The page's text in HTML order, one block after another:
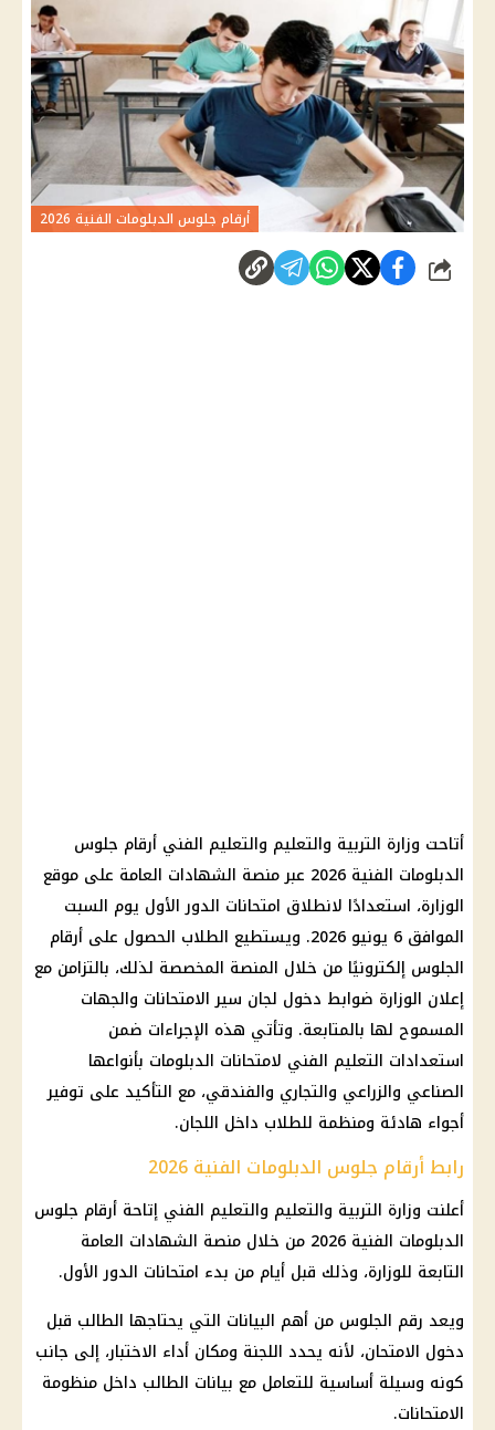
أرقام جلوس الدبلومات الفنية 2026
شارك
أتاحت وزارة التربية والتعليم والتعليم الفني أرقام جلوس
الدبلومات الفنية 2026 عبر منصة الشهادات العامة على موقع
الوزارة، استعدادًا لانطلاق امتحانات الدور الأول يوم السبت
الموافق 6 يونيو 2026. ويستطيع الطلاب الحصول على أرقام
الجلوس إلكترونيًا من خلال المنصة المخصصة لذلك، بالتزامن مع
إعلان الوزارة ضوابط دخول لجان سير الامتحانات والجهات
المسموح لها بالمتابعة. وتأتي هذه الإجراءات ضمن
استعدادات التعليم الفني لامتحانات الدبلومات بأنواعها
الصناعي والزراعي والتجاري والفندقي، مع التأكيد على توفير
أجواء هادئة ومنظمة للطلاب داخل اللجان.
رابط أرقام جلوس الدبلومات الفنية 2026
أعلنت وزارة التربية والتعليم والتعليم الفني إتاحة أرقام جلوس
الدبلومات الفنية 2026 من خلال منصة الشهادات العامة
التابعة للوزارة، وذلك قبل أيام من بدء امتحانات الدور الأول.
ويعد رقم الجلوس من أهم البيانات التي يحتاجها الطالب قبل
دخول الامتحان، لأنه يحدد اللجنة ومكان أداء الاختبار، إلى جانب
كونه وسيلة أساسية للتعامل مع بيانات الطالب داخل منظومة
الامتحانات.